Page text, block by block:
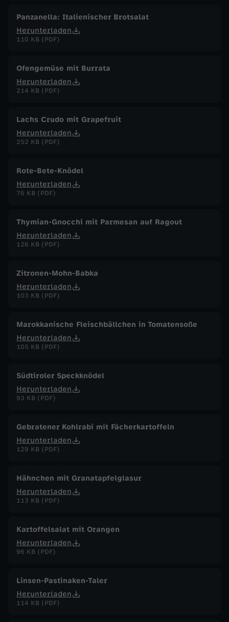
Panzanella: Italienischer Brotsalat
Herunterladen
110 KB (PDF)
Ofengemüse mit Burrata
Herunterladen
214 KB (PDF)
Lachs Crudo mit Grapefruit
Herunterladen
252 KB (PDF)
Rote-Bete-Knödel
Herunterladen
76 KB (PDF)
Thymian-Gnocchi mit Parmesan auf Ragout
Herunterladen
126 KB (PDF)
Zitronen-Mohn-Babka
Herunterladen
103 KB (PDF)
Marokkanische Fleischbällchen in Tomatensoße
Herunterladen
105 KB (PDF)
Südtiroler Speckknödel
Herunterladen
93 KB (PDF)
Gebratener Kohlrabi mit Fächerkartoffeln
Herunterladen
129 KB (PDF)
Hähnchen mit Granatapfelglasur
Herunterladen
113 KB (PDF)
Kartoffelsalat mit Orangen
Herunterladen
96 KB (PDF)
Linsen-Pastinaken-Taler
Herunterladen
114 KB (PDF)